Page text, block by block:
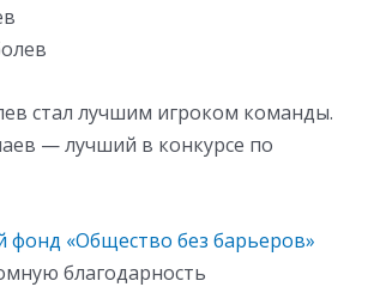
стал лучшим игроком команды.
— лучший в конкурсе по
«Общество без барьеров»
благодарность